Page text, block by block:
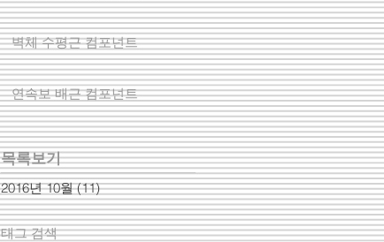
벽체 수평근 컴포넌트
연속보 배근 컴포넌트
​목록보기
2016년 10월 (11)게시물 11개
태그 검색